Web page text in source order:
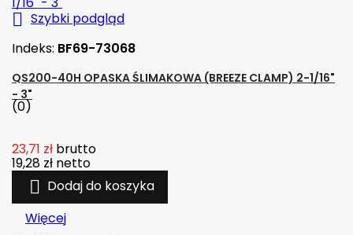
 Szybki podgląd
Indeks: BF69-73068
QS200-40H OPASKA ŚLIMAKOWA (BREEZE CLAMP) 2-1/16"
- 3"
(0)
23,71 zł brutto
19,28 zł netto
 Dodaj do koszyka
Więcej